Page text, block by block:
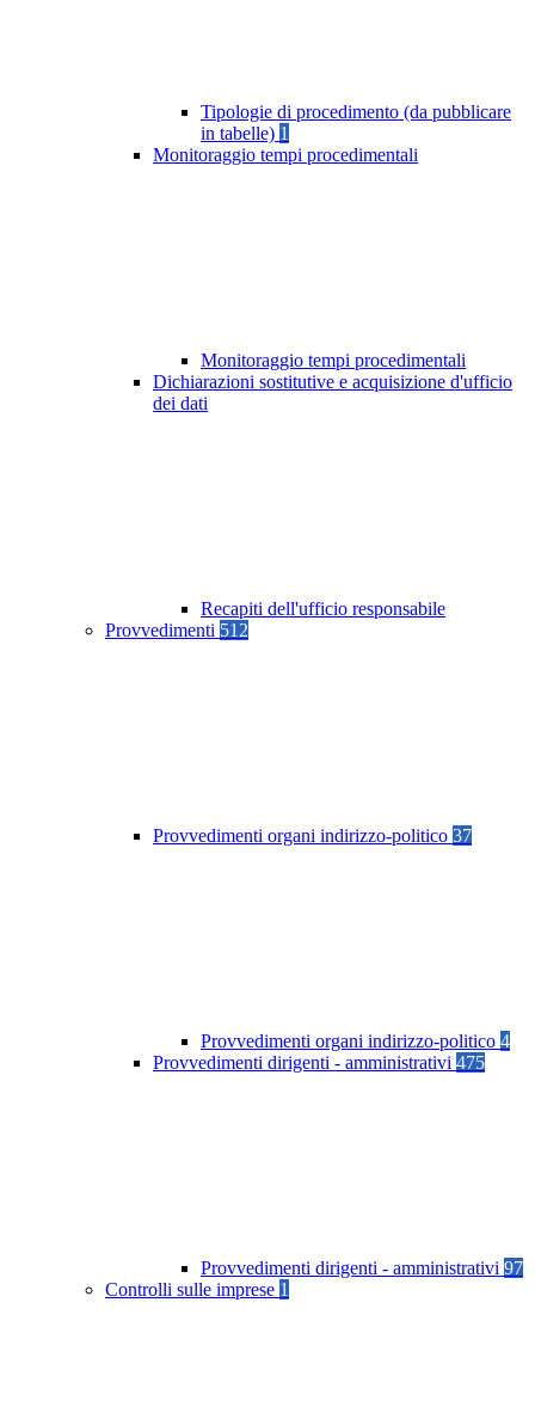
Tipologie di procedimento (da pubblicare
in tabelle) 1
Monitoraggio tempi procedimentali
Monitoraggio tempi procedimentali
Dichiarazioni sostitutive e acquisizione d'ufficio
dei dati
Recapiti dell'ufficio responsabile
Provvedimenti 512
Provvedimenti organi indirizzo-politico 37
Provvedimenti organi indirizzo-politico 4
Provvedimenti dirigenti - amministrativi 475
Provvedimenti dirigenti - amministrativi 97
Controlli sulle imprese 1